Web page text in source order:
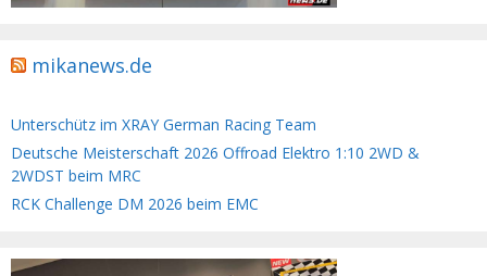
mikanews.de
Unterschütz im XRAY German Racing Team
Deutsche Meisterschaft 2026 Offroad Elektro 1:10 2WD &
2WDST beim MRC
RCK Challenge DM 2026 beim EMC